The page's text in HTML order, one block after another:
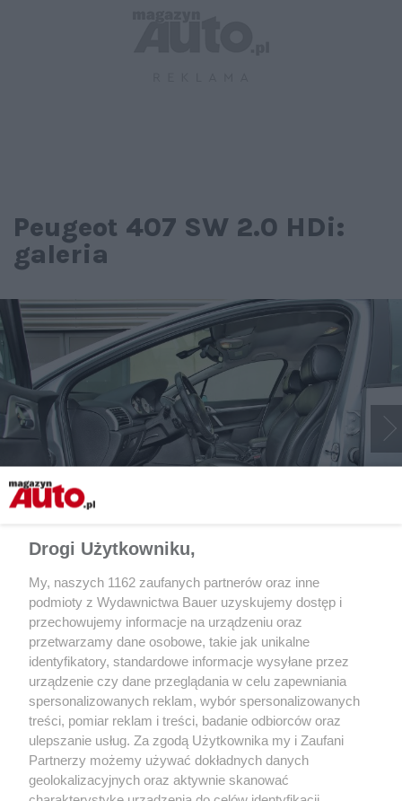
Peugeot 407 SW 2.0 HDi:
galeria
Fotele są wygodne, ale brak im podparcia lędźwiowego. Trwała
skórzana tapicerka.
Udostępnij
Drogi Użytkowniku,
My, naszych 1162 zaufanych partnerów oraz inne
podmioty z Wydawnictwa Bauer uzyskujemy dostęp i
przechowujemy informacje na urządzeniu oraz
przetwarzamy dane osobowe, takie jak unikalne
identyfikatory, standardowe informacje wysyłane przez
urządzenie czy dane przeglądania w celu zapewniania
spersonalizowanych reklam, wybór spersonalizowanych
treści, pomiar reklam i treści, badanie odbiorców oraz
ulepszanie usług. Za zgodą Użytkownika my i Zaufani
Partnerzy możemy używać dokładnych danych
geolokalizacyjnych oraz aktywnie skanować